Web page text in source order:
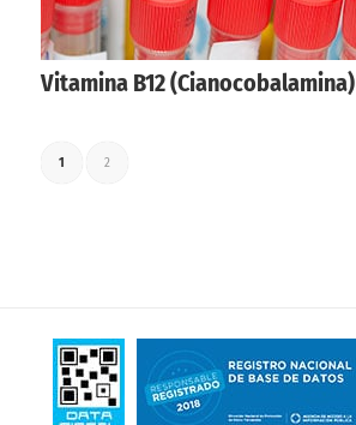
Vitamina B12 (Cianocobalamina)
1 2